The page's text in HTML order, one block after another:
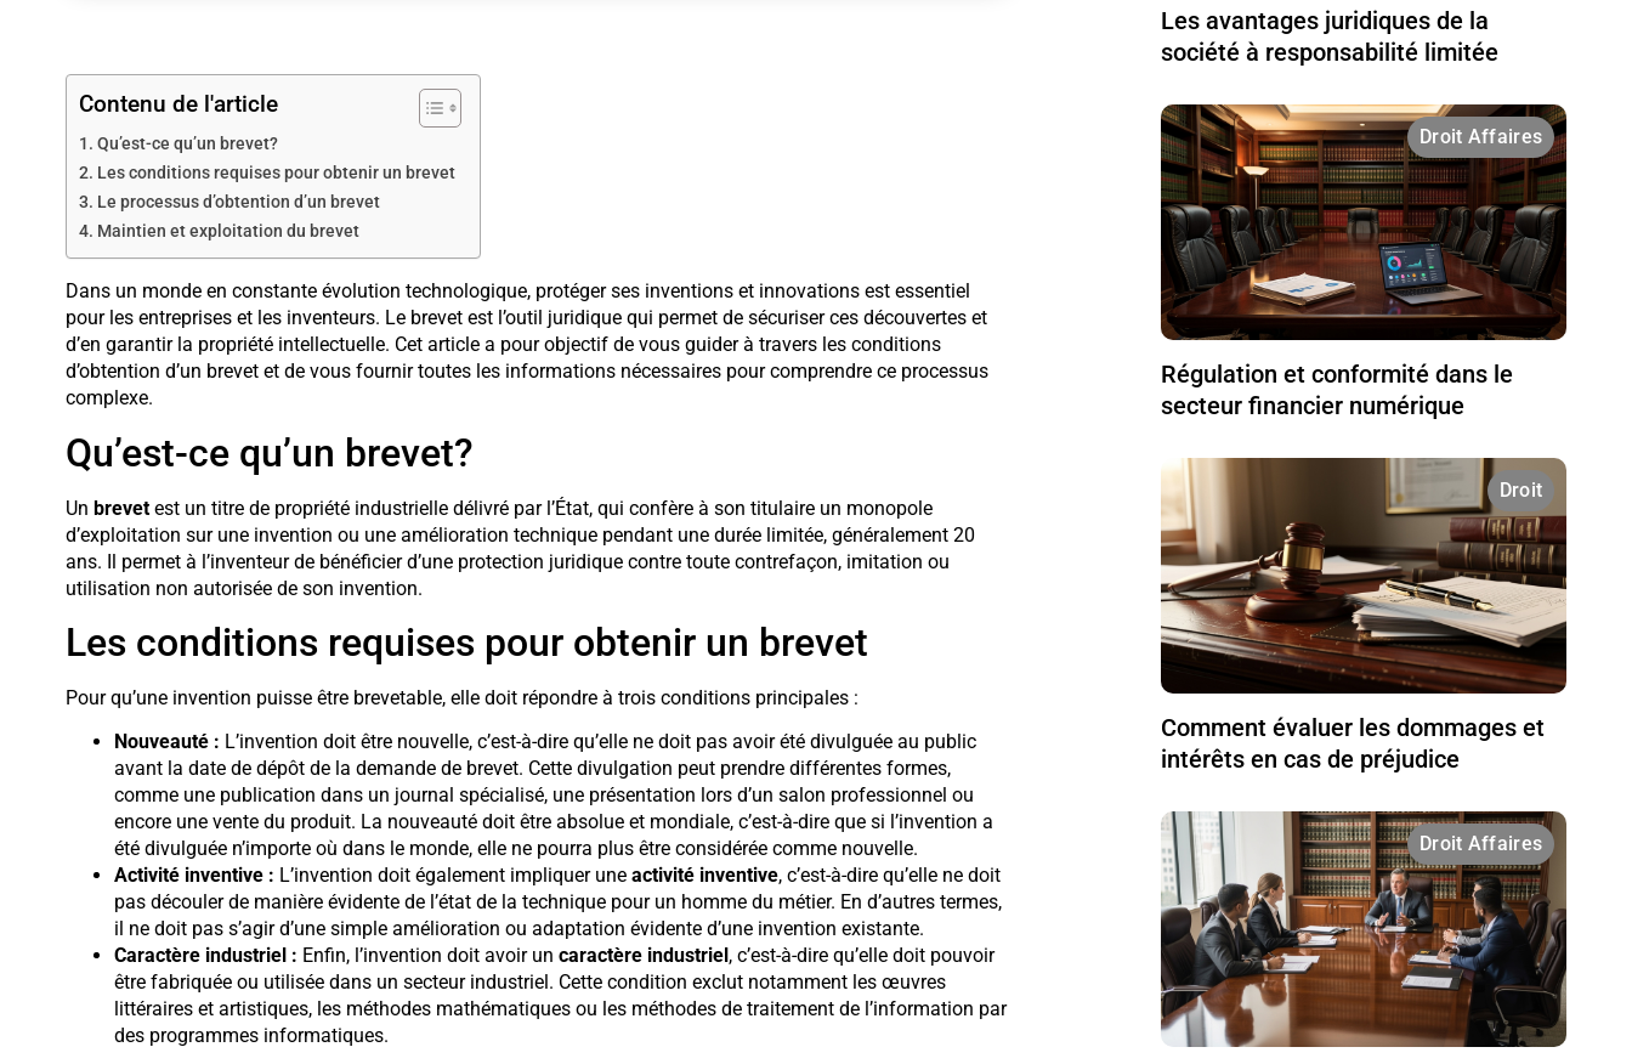
Contenu de l'article
Qu’est-ce qu’un brevet?
Les conditions requises pour obtenir un brevet
Le processus d’obtention d’un brevet
Maintien et exploitation du brevet
Dans un monde en constante évolution technologique, protéger ses inventions et innovations est essentiel
pour les entreprises et les inventeurs. Le brevet est l’outil juridique qui permet de sécuriser ces découvertes et
d’en garantir la propriété intellectuelle. Cet article a pour objectif de vous guider à travers les conditions
d’obtention d’un brevet et de vous fournir toutes les informations nécessaires pour comprendre ce processus
complexe.
Qu’est-ce qu’un brevet?
Un brevetest un titre de propriété industrielle délivré par l’État, qui confère à son titulaire un monopole
d’exploitation sur une invention ou une amélioration technique pendant une durée limitée, généralement 20
ans. Il permet à l’inventeur de bénéficier d’une protection juridique contre toute contrefaçon, imitation ou
utilisation non autorisée de son invention.
Les conditions requises pour obtenir un brevet
Pour qu’une invention puisse être brevetable, elle doit répondre à trois conditions principales :
Nouveauté : L’invention doit être nouvelle, c’est-à-dire qu’elle ne doit pas avoir été divulguée au public
avant la date de dépôt de la demande de brevet. Cette divulgation peut prendre différentes formes,
comme une publication dans un journal spécialisé, une présentation lors d’un salon professionnel ou
encore une vente du produit. La nouveauté doit être absolue et mondiale, c’est-à-dire que si l’invention a
été divulguée n’importe où dans le monde, elle ne pourra plus être considérée comme nouvelle.
Activité inventive : L’invention doit également impliquer une activité inventive, c’est-à-dire qu’elle ne doit
pas découler de manière évidente de l’état de la technique pour un homme du métier. En d’autres termes,
il ne doit pas s’agir d’une simple amélioration ou adaptation évidente d’une invention existante.
Caractère industriel : Enfin, l’invention doit avoir un caractère industriel , c’est-à-dire qu’elle doit pouvoir
être fabriquée ou utilisée dans un secteur industriel. Cette condition exclut notamment les œuvres
littéraires et artistiques, les méthodes mathématiques ou les méthodes de traitement de l’information par
des programmes informatiques.
Les avantages juridiques de la
société à responsabilité limitée
Droit Affaires
Régulation et conformité dans le
secteur financier numérique
Droit
Comment évaluer les dommages et
intérêts en cas de préjudice
Droit Affaires